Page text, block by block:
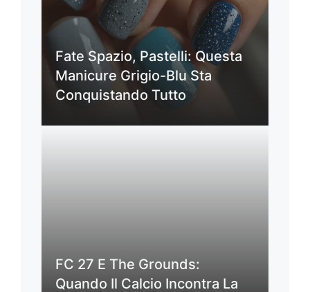
Fate Spazio, Pastelli: Questa
Manicure Grigio-Blu Sta
Conquistando Tutto
FC 27 E The Grounds:
Quando Il Calcio Incontra La